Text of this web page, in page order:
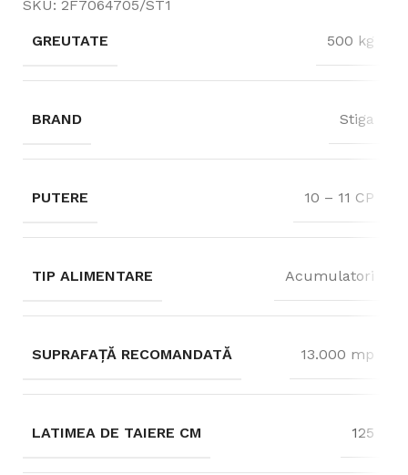
SKU: 2F7064705/ST1
GREUTATE 500 kg
BRAND Stiga
PUTERE 10 – 11 CP
TIP ALIMENTARE Acumulatori
SUPRAFAȚĂ RECOMANDATĂ 13.000 mp
LATIMEA DE TAIERE CM 125